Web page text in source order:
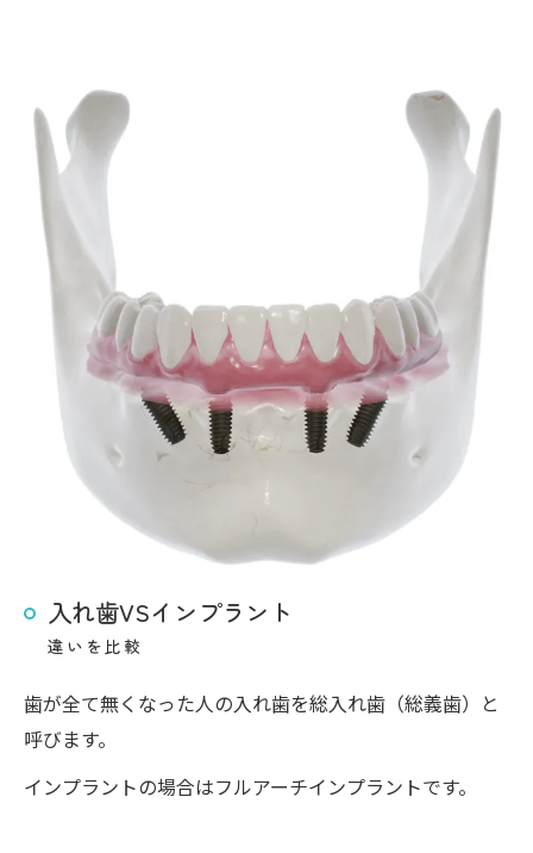
入れ歯VSインプラント
違いを比較
歯が全て無くなった人の入れ歯を総入れ歯（総義歯）と
呼びます。
インプラントの場合はフルアーチインプラントです。